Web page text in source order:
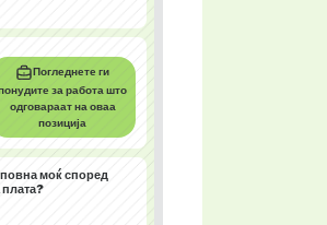
Погледнете ги
за работа што
одговараат на оваа
позиција
моќспоред